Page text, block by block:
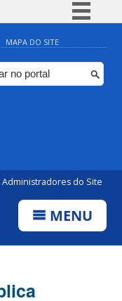
Simplifique!
Comunica BR
Participe
MAPA DO SITE
Administradores do Site
MENU